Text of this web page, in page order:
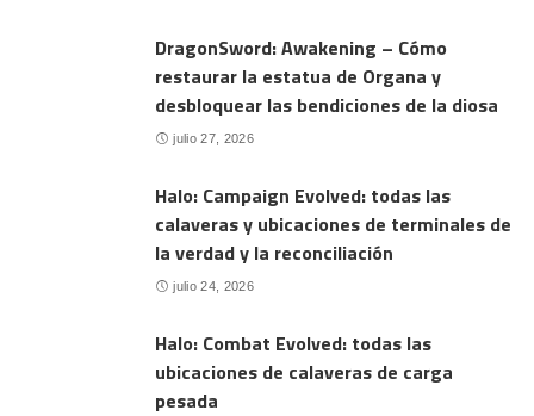
DragonSword: Awakening – Cómo
restaurar la estatua de Organa y
desbloquear las bendiciones de la diosa
julio 27, 2026
Halo: Campaign Evolved: todas las
calaveras y ubicaciones de terminales de
la verdad y la reconciliación
julio 24, 2026
Halo: Combat Evolved: todas las
ubicaciones de calaveras de carga
pesada